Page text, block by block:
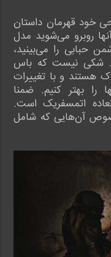
خود قهرمان داستان
روبرو می‌شوید مدل
حبابی را می‌بینید،
شکی نیست که باس
هستند و با تغییرات
را بهتر کنیم. ضمنا
اتمسفریک است.
آن‌هایی که شامل